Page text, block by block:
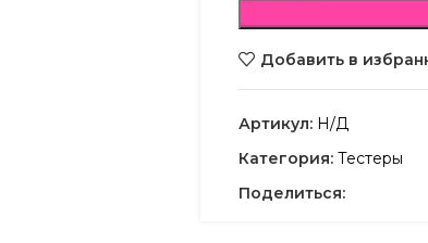
Добавить в
Артикул: Н/Д
Категория: Тестеры
Поделиться: